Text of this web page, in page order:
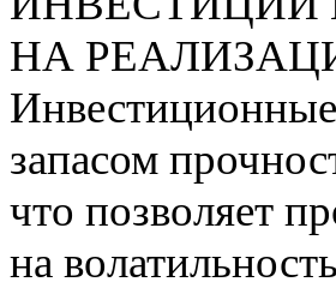
НА
запасом
что позволяет
на